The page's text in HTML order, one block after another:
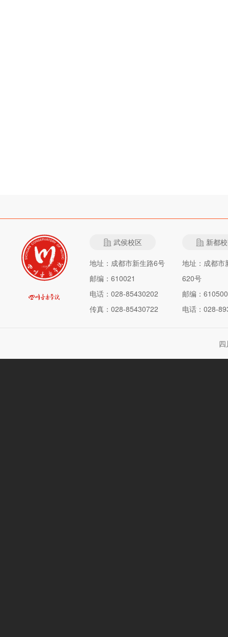
武侯校区
地址：成都市新生路6号
邮编：610021
电话：028-85430202
传真：028-85430722
新都
地址：成都市
620号
邮编：610500
电话：028-